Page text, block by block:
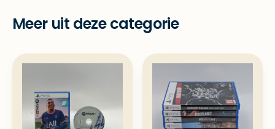
Meer uit deze categorie